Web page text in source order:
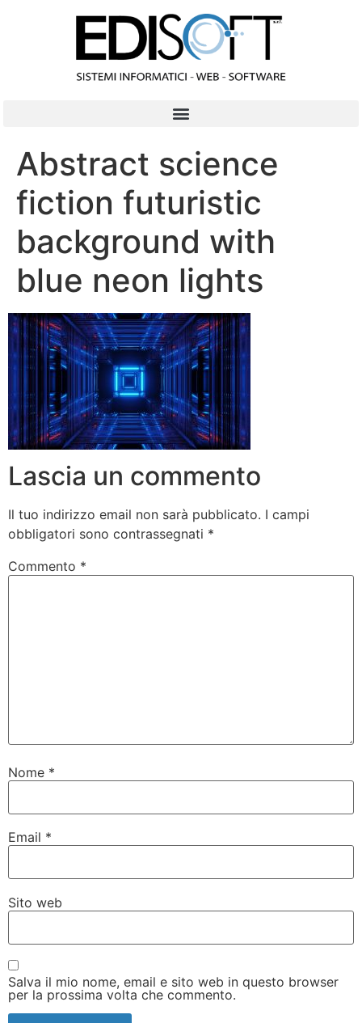
Abstract science
fiction futuristic
background with
blue neon lights
Lascia un commento
Il tuo indirizzo email non sarà pubblicato. I campi
obbligatori sono contrassegnati *
Commento *
Nome *
Email *
Sito web
Salva il mio nome, email e sito web in questo browser
per la prossima volta che commento.